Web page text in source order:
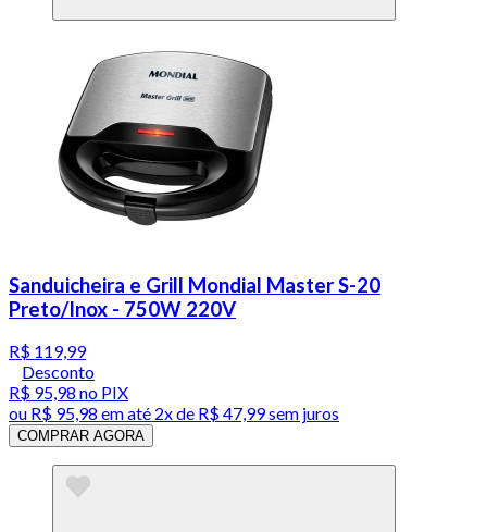
Sanduicheira e Grill Mondial Master S-20
Preto/Inox - 750W 220V
R$ 119,99
Desconto
R$ 95,98 no PIX
ou R$ 95,98 em até 2x de R$ 47,99 sem juros
COMPRAR AGORA